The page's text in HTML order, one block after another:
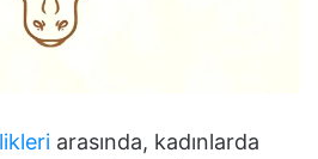
arasında, kadınlarda